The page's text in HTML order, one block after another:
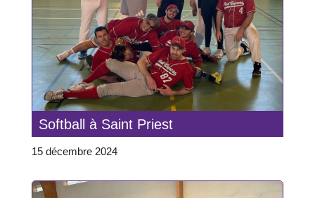
Softball à Saint Priest
15 décembre 2024